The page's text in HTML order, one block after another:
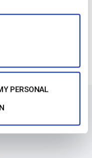
PERSONAL